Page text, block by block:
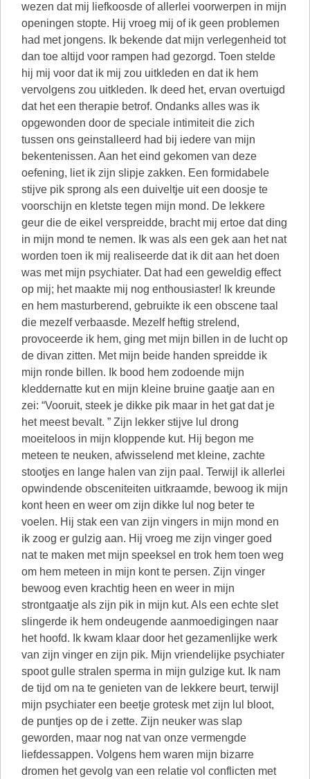
wezen dat mij liefkoosde of allerlei voorwerpen in mijn
openingen stopte. Hij vroeg mij of ik geen problemen
had met jongens. Ik bekende dat mijn verlegenheid tot
dan toe altijd voor rampen had gezorgd. Toen stelde
hij mij voor dat ik mij zou uitkleden en dat ik hem
vervolgens zou uitkleden. Ik deed het, ervan overtuigd
dat het een therapie betrof. Ondanks alles was ik
opgewonden door de speciale intimiteit die zich
tussen ons geinstalleerd had bij iedere van mijn
bekentenissen. Aan het eind gekomen van deze
oefening, liet ik zijn slipje zakken. Een formidabele
stijve pik sprong als een duiveltje uit een doosje te
voorschijn en kletste tegen mijn mond. De lekkere
geur die de eikel verspreidde, bracht mij ertoe dat ding
in mijn mond te nemen. Ik was als een gek aan het nat
worden toen ik mij realiseerde dat ik dit aan het doen
was met mijn psychiater. Dat had een geweldig effect
op mij; het maakte mij nog enthousiaster! Ik kreunde
en hem masturberend, gebruikte ik een obscene taal
die mezelf verbaasde. Mezelf heftig strelend,
provoceerde ik hem, ging met mijn billen in de lucht op
de divan zitten. Met mijn beide handen spreidde ik
mijn ronde billen. Ik bood hem zodoende mijn
kleddernatte kut en mijn kleine bruine gaatje aan en
zei: “Vooruit, steek je dikke pik maar in het gat dat je
het meest bevalt. ” Zijn lekker stijve lul drong
moeiteloos in mijn kloppende kut. Hij begon me
meteen te neuken, afwisselend met kleine, zachte
stootjes en lange halen van zijn paal. Terwijl ik allerlei
opwindende obsceniteiten uitkraamde, bewoog ik mijn
kont heen en weer om zijn dikke lul nog beter te
voelen. Hij stak een van zijn vingers in mijn mond en
ik zoog er gulzig aan. Hij vroeg me zijn vinger goed
nat te maken met mijn speeksel en trok hem toen weg
om hem meteen in mijn kont te persen. Zijn vinger
bewoog even krachtig heen en weer in mijn
strontgaatje als zijn pik in mijn kut. Als een echte slet
slingerde ik hem ondeugende aanmoedigingen naar
het hoofd. Ik kwam klaar door het gezamenlijke werk
van zijn vinger en zijn pik. Mijn vriendelijke psychiater
spoot gulle stralen sperma in mijn gulzige kut. Ik nam
de tijd om na te genieten van de lekkere beurt, terwijl
mijn psychiater een beetje grotesk met zijn lul bloot,
de puntjes op de i zette. Zijn neuker was slap
geworden, maar nog nat van onze vermengde
liefdessappen. Volgens hem waren mijn bizarre
dromen het gevolg van een relatie vol conflicten met